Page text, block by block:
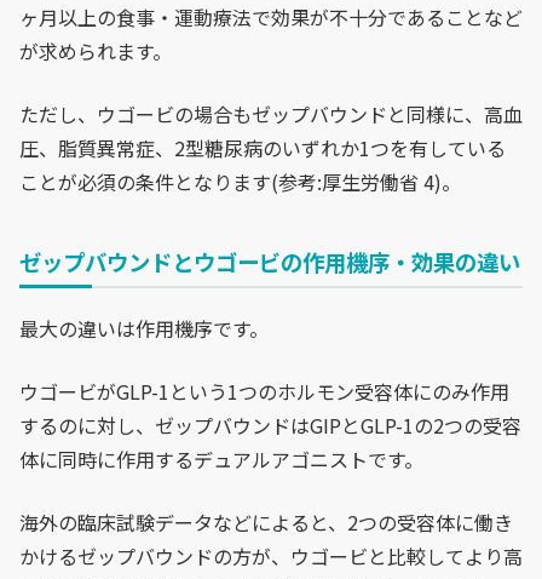
ヶ月以上の食事・運動療法で効果が不十分であることなど
が求められます。
ただし、ウゴービの場合もゼップバウンドと同様に、高血
圧、脂質異常症、2型糖尿病のいずれか1つを有している
ことが必須の条件となります(参考:厚生労働省 4)。
ゼップバウンドとウゴービの作用機序・効果の違い
最大の違いは作用機序です。
ウゴービがGLP-1という1つのホルモン受容体にのみ作用
するのに対し、ゼップバウンドはGIPとGLP-1の2つの受容
体に同時に作用するデュアルアゴニストです。
海外の臨床試験データなどによると、2つの受容体に働き
かけるゼップバウンドの方が、ウゴービと比較してより高